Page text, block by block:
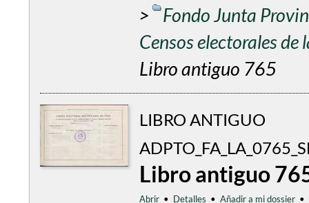
>
Fondo Junta
Censos electorales
Libro antiguo 765
LIBRO ANTIGUO
Libro antiguo
Abrir • Detalles • Añadir a mi dossier •